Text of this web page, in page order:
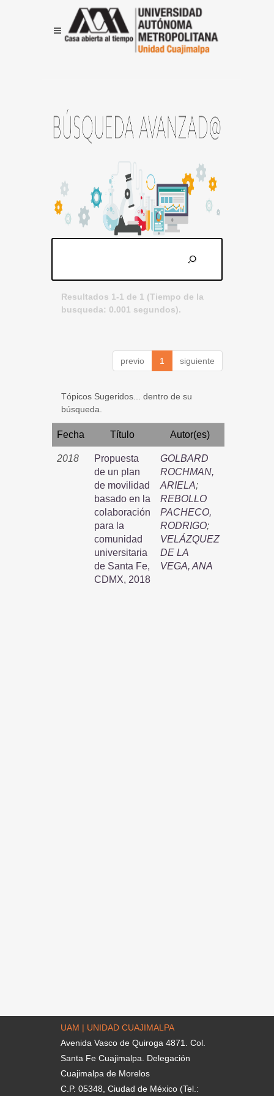
Resultados 1-1 de 1 (Tiempo de la
busqueda: 0.001 segundos).
previo 1 siguiente
Tópicos Sugeridos... dentro de su
búsqueda.
Fecha Título Autor(es)
2018
Propuesta
de un plan
de movilidad
basado en la
colaboración
para la
comunidad
universitaria
de Santa Fe,
CDMX, 2018
GOLBARD
ROCHMAN,
ARIELA;
REBOLLO
PACHECO,
RODRIGO;
VELÁZQUEZ
DE LA
VEGA, ANA
UAM | UNIDAD CUAJIMALPA
Avenida Vasco de Quiroga 4871. Col.
Santa Fe Cuajimalpa. Delegación
Cuajimalpa de Morelos
C.P. 05348, Ciudad de México (Tel.: